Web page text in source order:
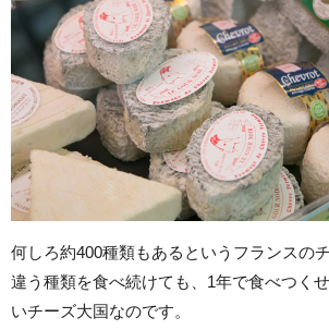
何しろ約400種類もあるというフランスの
違う種類を食べ続けても、1年で食べつく
いチーズ大国なのです。